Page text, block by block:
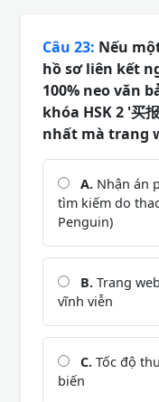
Câu 23: Nếu
hồ sơ liên kết
100% neo văn
khóa HSK 2 '买
nhất mà trang
A. Nhận án
tìm kiếm do
Penguin)
B. Trang
vĩnh viễn
C. Tốc độ
biến